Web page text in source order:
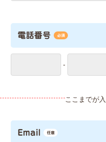
電話番号 必須
-
Email 任意